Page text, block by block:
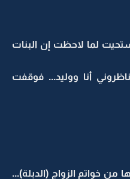
لما لاحظت إن البنات
أنا ووليد... فوقفت
خواتم الزواج (الدبلة)...